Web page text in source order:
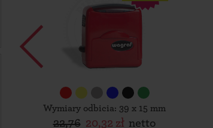
Wymiary odbicia: 39 x 15 mm
22,76 20,32 zł netto